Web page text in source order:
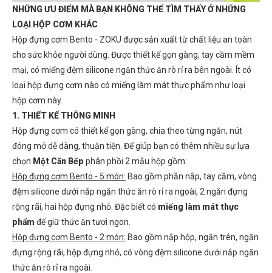
NHỮNG ƯU ĐIỂM MÀ BẠN KHÔNG THỂ TÌM THẤY Ở NHỮNG
LOẠI HỘP CƠM KHÁC
Hộp đựng cơm Bento - ZOKU được sản xuất từ chất liệu an toàn
cho sức khỏe người dùng. Được thiết kế gọn gàng, tay cầm mềm
mại, có miếng đệm silicone ngăn thức ăn rò rỉ ra bên ngoài. Ít có
loại hộp đựng cơm nào có miếng làm mát thực phẩm như loại
hộp cơm này.
1. THIẾT KẾ THÔNG MINH
Hộp đựng cơm có thiết kế gọn gàng, chia theo từng ngăn, nút
đóng mở dễ dàng, thuận tiện. Để giúp bạn có thêm nhiều sự lựa
chọn Một Căn Bếp phân phồi 2 mẫu hộp gồm:
Hộp đựng cơm Bento - 5 món: Bao gồm phần nắp, tay cầm, vòng
đệm silicone dưới nắp ngăn thức ăn rò rỉ ra ngoài, 2 ngăn đựng
rộng rãi, hai hộp đựng nhỏ. Đặc biết có miếng làm mát thực
phẩm để giữ thức ăn tươi ngon.
Hộp đựng cơm Bento - 2 món: Bao gồm nắp hộp, ngăn trên, ngăn
đựng rộng rãi, hộp đựng nhỏ, có vòng đệm silicone dưới nắp ngăn
thức ăn rò rỉ ra ngoài.